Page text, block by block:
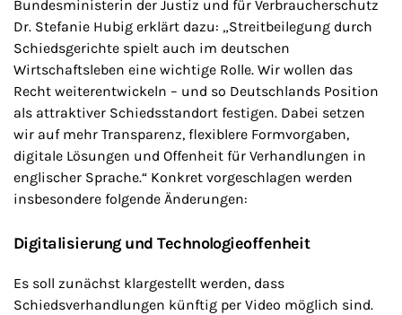
Bundesministerin der Justiz und für Verbraucherschutz
Dr. Stefanie Hubig erklärt dazu: „Streitbeilegung durch
Schiedsgerichte spielt auch im deutschen
Wirtschaftsleben eine wichtige Rolle. Wir wollen das
Recht weiterentwickeln – und so Deutschlands Position
als attraktiver Schiedsstandort festigen. Dabei setzen
wir auf mehr Transparenz, flexiblere Formvorgaben,
digitale Lösungen und Offenheit für Verhandlungen in
englischer Sprache.“ Konkret vorgeschlagen werden
insbesondere folgende Änderungen:
Digitalisierung und Technologieoffenheit
Es soll zunächst klargestellt werden, dass
Schiedsverhandlungen künftig per Video möglich sind.